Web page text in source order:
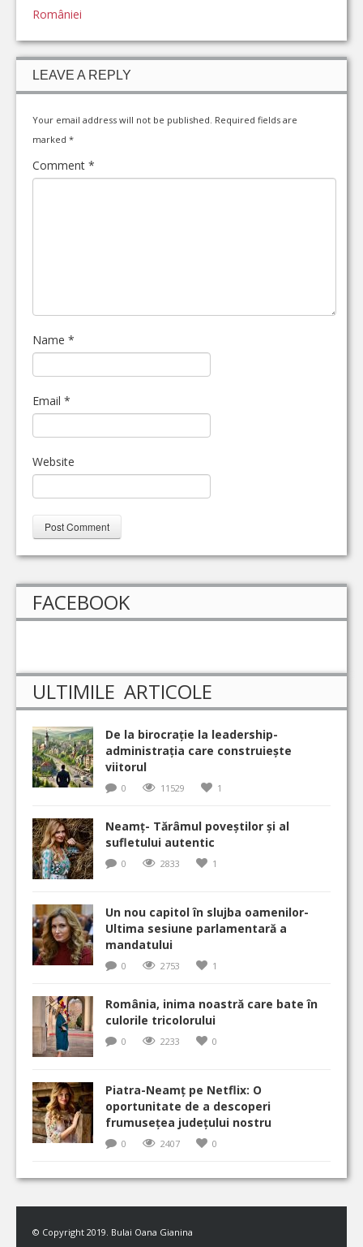
României
LEAVE A REPLY
Your email address will not be published. Required fields are
marked *
Comment *
Name *
Email *
Website
FACEBOOK
ULTIMILE ARTICOLE
De la birocrație la leadership-
administrația care construiește
viitorul
0 11529 1
Neamț- Tărâmul poveștilor și al
sufletului autentic
0 2833 1
Un nou capitol în slujba oamenilor-
Ultima sesiune parlamentară a
mandatului
0 2753 1
România, inima noastră care bate în
culorile tricolorului
0 2233 0
Piatra-Neamț pe Netflix: O
oportunitate de a descoperi
frumusețea județului nostru
0 2407 0
© Copyright 2019. Bulai Oana Gianina